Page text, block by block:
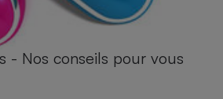
- Nos conseils pour vous